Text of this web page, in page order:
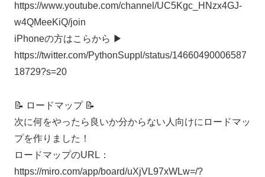
https://www.youtube.com/channel/UC5Kgc_HNzx4GJ-
w4QMeeKiQ/join
iPhoneの方はこらから ▶︎
https://twitter.com/PythonSuppl/status/14660490006587
18729?s=20
📝 ロードマップ 📝
次に何をやったら良いか分からない人向けにロードマッ
プを作りました！
ロードマップのURL：
https://miro.com/app/board/uXjVL97xWLw=/?